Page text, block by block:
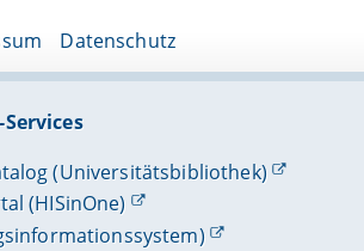
Datenschutz
(Universitätsbibliothek)
(HISinOne)